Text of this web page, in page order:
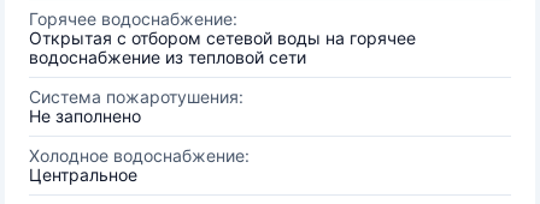
Горячее водоснабжение:
Открытая с отбором сетевой воды на горячее
водоснабжение из тепловой сети
Система пожаротушения:
Не заполнено
Холодное водоснабжение:
Центральное